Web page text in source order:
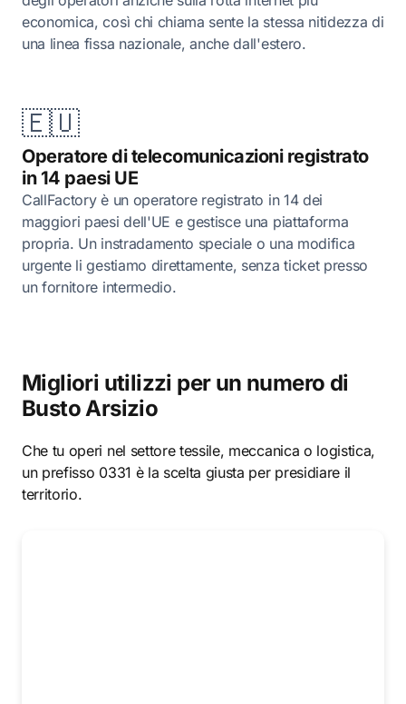
economica, così chi chiama sente la stessa nitidezza di
una linea fissa nazionale, anche dall'estero.
🇪🇺
Operatore di telecomunicazioni registrato
in 14 paesi UE
CallFactory è un operatore registrato in 14 dei
maggiori paesi dell'UE e gestisce una piattaforma
propria. Un instradamento speciale o una modifica
urgente li gestiamo direttamente, senza ticket presso
un fornitore intermedio.
Migliori utilizzi per un numero di
Busto Arsizio
Che tu operi nel settore tessile, meccanica o logistica,
un prefisso 0331 è la scelta giusta per presidiare il
territorio.